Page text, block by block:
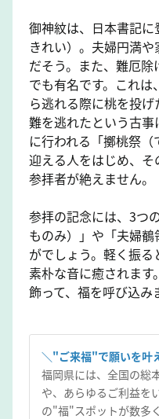
御神紋は、日本書記
きれい）。夫婦円満
だそう。また、難厄
でも有名です。これ
ら逃れる際に桃を投
難を逃れたという古
に行われる「擲桃祭
迎える人をはじめ、
参拝者が絶えません。
参拝の記念には、3つ
ものみ）」や「夫婦
がでしょう。軽く振
素朴な音に癒されま
飾って、福を呼び込み
＼"ご来福"で願いを叶
福岡県には、全国の総
や、あらゆるご利益を
の"福"スポットが数多